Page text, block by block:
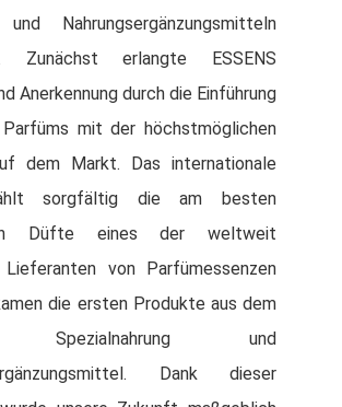
Nahrungsergänzungsmitteln
Zunächst erlangte ESSENS
Anerkennung durch die Einführung
mit der höchstmöglichen
dem Markt. Das internationale
sorgfältig die am besten
Düfte eines der weltweit
Lieferanten von Parfümessenzen
die ersten Produkte aus dem
Spezialnahrung und
Dank dieser